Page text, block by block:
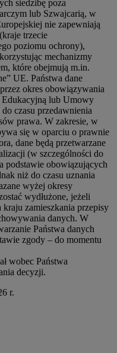
siedzibę poza
lub Szwajcarią, w
nie zapewniają
trzecie
poziomu ochrony),
mechanizmy
które obejmują m.in.
UE. Państwa dane
okres obowiązywania
lub Umowy
czasu przedawnienia
prawa. W zakresie, w
się w oparciu o prawnie
dane będą przetwarzane
(w szczególności do
podstawie obowiązujących
niż do czasu uznania
wyżej okresy
wydłużone, jeżeli
kraju zamieszkania przepisy
danych. W
Państwa danych
zgody – do momentu
wobec Państwa
decyzji.
r.